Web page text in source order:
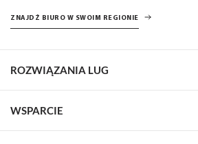
ZNAJDŹ BIURO W SWOIM REGIONIE
ROZWIĄZANIA LUG
WSPARCIE